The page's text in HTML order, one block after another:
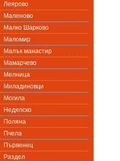
Леярово
Маленово
Малко Шарково
Маломир
Малък манастир
Мамарчево
Мелница
Миладиновци
Могила
Недялско
Поляна
Пчела
Първенец
Раздел